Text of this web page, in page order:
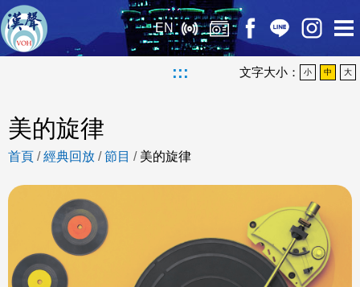
EN
::: 文字大小： 小 中 大
美的旋律
首頁 /經典回放 /節目 / 美的旋律